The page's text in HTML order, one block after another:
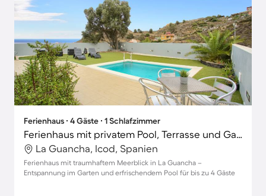
Ferienhaus ∙ 4 Gäste ∙ 1 Schlafzimmer
Ferienhaus mit privatem Pool, Terrasse und Garten | Bergblick
La Guancha, Icod, Spanien
Ferienhaus mit traumhaftem Meerblick in La Guancha –
Entspannung im Garten und erfrischendem Pool für bis zu 4 Gäste